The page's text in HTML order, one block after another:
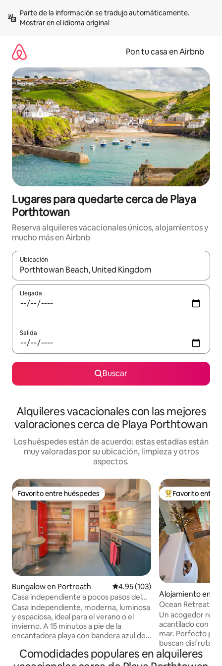
contenidoMostrar en el idioma original
Pon tu casa en Airbnb
Lugares para quedarte cerca de Playa
Porthtowan
Reserva alquileres vacacionales únicos, alojamientos y
mucho más en Airbnb
Ubicación
Cuando los resultados estén disponibles, navega con las
Llegada
Salida
Buscar
Alquileres vacacionales con las mejores
valoraciones cerca de Playa Porthtowan
Los huéspedes están de acuerdo: estas estadías están
muy valoradas por su ubicación, limpieza y otros
aspectos.
Favorito entre huéspedes
Favorito entre huéspedes
Bungalow en Portreath Calificación promedio: 4.95 de
4.95 (103)
Casa independiente a pocos pasos del
sendero costero y la playa
Casa independiente, moderna, luminosa
y espaciosa, ideal para el verano o el
invierno. A 15 minutos a pie de la
encantadora playa con bandera azul de
A 10 minutos del sendero costero. 2
dormitorios con camas tamaño king y
Favorito entre
Favorito entre
Alojamiento en
Ocean Retreat -
costera
Un acogedor
acantilado con
mar. Perfecto para dos personas que
buscan disfrutar
Cornualles, con
al sendero
Comodidades populares en alquileres